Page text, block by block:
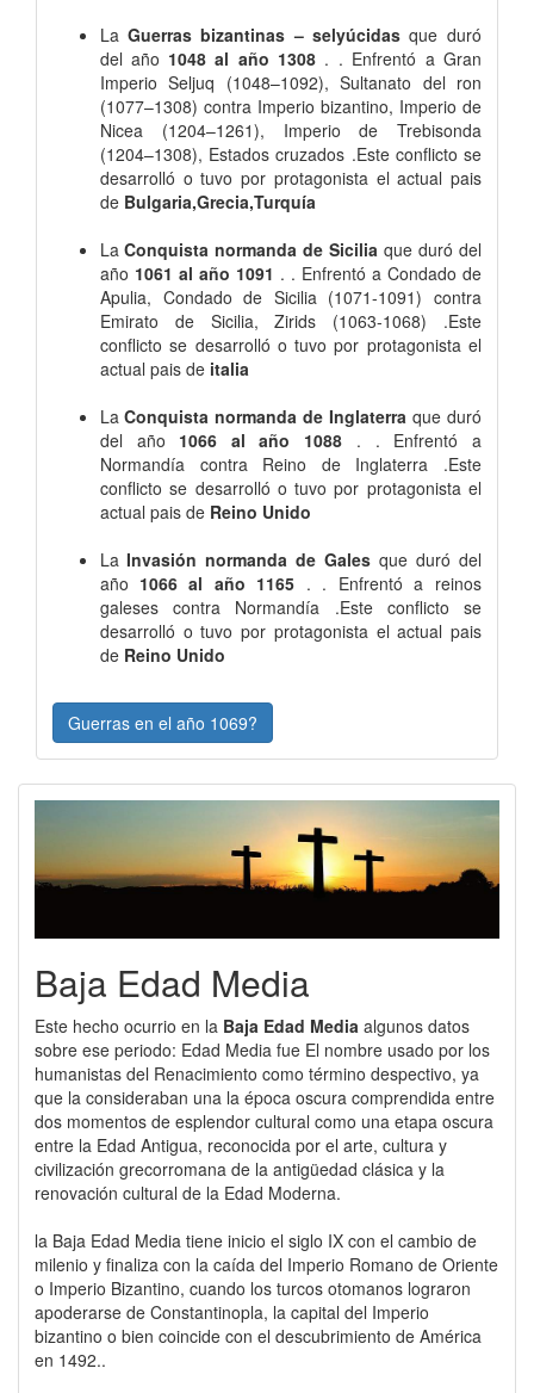
La Guerras bizantinas – selyúcidas que duró
del año 1048 al año 1308 . . Enfrentó a Gran
Imperio Seljuq (1048–1092), Sultanato del ron
(1077–1308) contra Imperio bizantino, Imperio de
Nicea (1204–1261), Imperio de Trebisonda
(1204–1308), Estados cruzados .Este conflicto se
desarrolló o tuvo por protagonista el actual pais
de Bulgaria,Grecia,Turquía
La Conquista normanda de Sicilia que duró del
año 1061 al año 1091 . . Enfrentó a Condado de
Apulia, Condado de Sicilia (1071-1091) contra
Emirato de Sicilia, Zirids (1063-1068) .Este
conflicto se desarrolló o tuvo por protagonista el
actual pais de italia
La Conquista normanda de Inglaterra que duró
del año 1066 al año 1088 . . Enfrentó a
Normandía contra Reino de Inglaterra .Este
conflicto se desarrolló o tuvo por protagonista el
actual pais de Reino Unido
La Invasión normanda de Gales que duró del
año 1066 al año 1165 . . Enfrentó a reinos
galeses contra Normandía .Este conflicto se
desarrolló o tuvo por protagonista el actual pais
de Reino Unido
Guerras en el año 1069?
Baja Edad Media
Este hecho ocurrio en la Baja Edad Media algunos datos
sobre ese periodo: Edad Media fue El nombre usado por los
humanistas del Renacimiento como término despectivo, ya
que la consideraban una la época oscura comprendida entre
dos momentos de esplendor cultural como una etapa oscura
entre la Edad Antigua, reconocida por el arte, cultura y
civilización grecorromana de la antigüedad clásica y la
renovación cultural de la Edad Moderna.
la Baja Edad Media tiene inicio el siglo IX con el cambio de
milenio y finaliza con la caída del Imperio Romano de Oriente
o Imperio Bizantino, cuando los turcos otomanos lograron
apoderarse de Constantinopla, la capital del Imperio
bizantino o bien coincide con el descubrimiento de América
en 1492..